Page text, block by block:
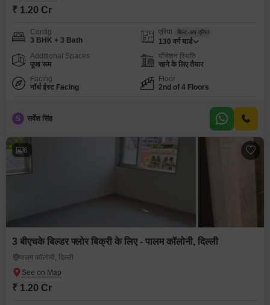
₹ 1.20 Cr
Config
3 BHK + 3 Bath
एरिया बिल्ट-अप एरिया
130 वर्ग यार्ड
Additional Spaces
पूजा रूम
पॉसेशन स्थिति
रहने के लिए तैयार
Facing
नॉर्थ ईस्ट Facing
Floor
2nd of 4 Floors
S सर्वेश सिंह
6
3 बीएचके बिल्डर फ्लोर बिक्री के लिए - पालम कॉलोनी, दिल्ली
पालम कॉलोनी, दिल्ली
₹ 1.20 Cr